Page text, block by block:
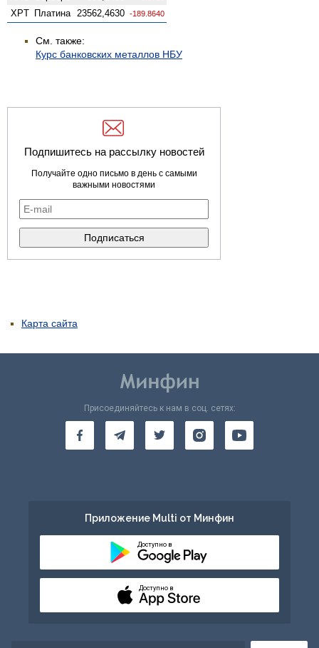
XPT Платина 23562,4630 -189.8640
См. также:
Курс банковских металлов НБУ
Подпишитесь на рассылку новостей
Получайте одно письмо в день с самыми
важными новостями
Карта сайта
Присоединяйтесь к нам в соц. сетях:
Приложение Multi от Минфин
Доступно в
Доступно в